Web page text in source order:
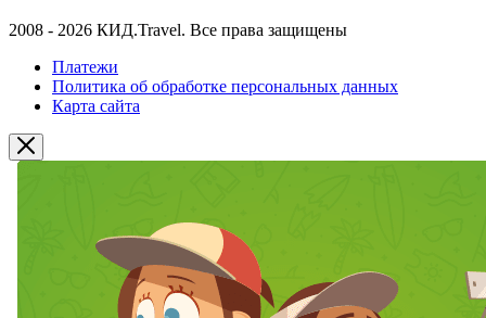
2008 - 2026 КИД.Travel. Все права защищены
Платежи
Политика об обработке персональных данных
Карта сайта